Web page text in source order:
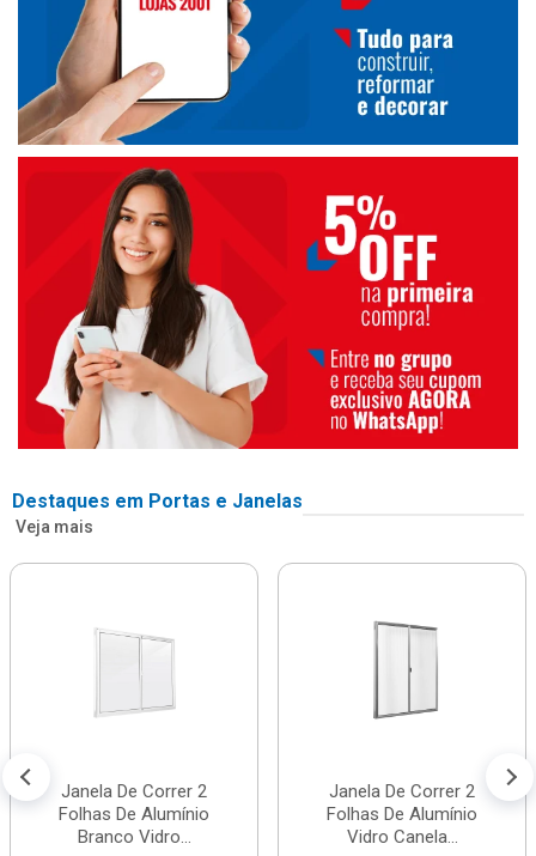
Destaques em Portas e Janelas
Veja mais
Janela De Correr 2
Folhas De Alumínio
Branco Vidro...
Janela De Correr 2
Folhas De Alumínio
Vidro Canela...